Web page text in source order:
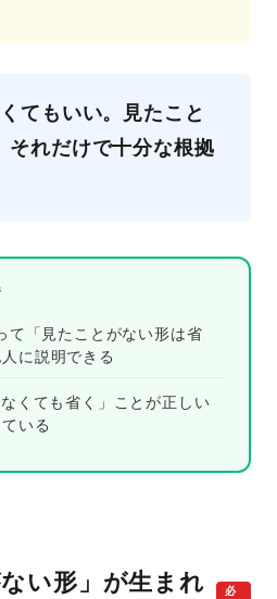
てもいい。見たこと
それだけで十分な根拠
て「見たことがない形は省
に説明できる
くても省く」ことが正しい
いる
い形」が生まれ
必